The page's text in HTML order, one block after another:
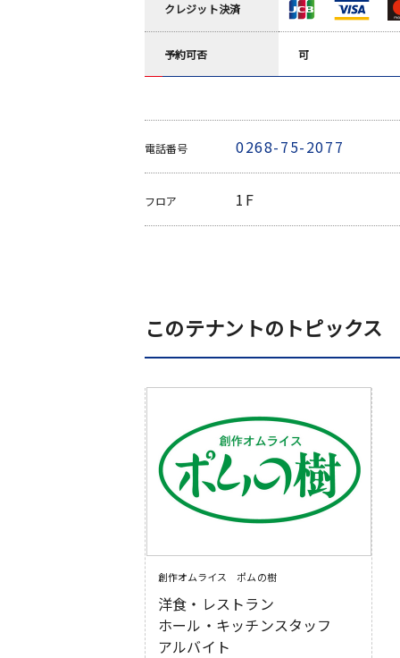
クレジット決済
予約可否 可
電話番号 0268-75-2077
フロア 1F
このテナントのトピックス
創作オムライス ポムの樹
洋食・レストラン
ホール・キッチンスタッフ
アルバイト